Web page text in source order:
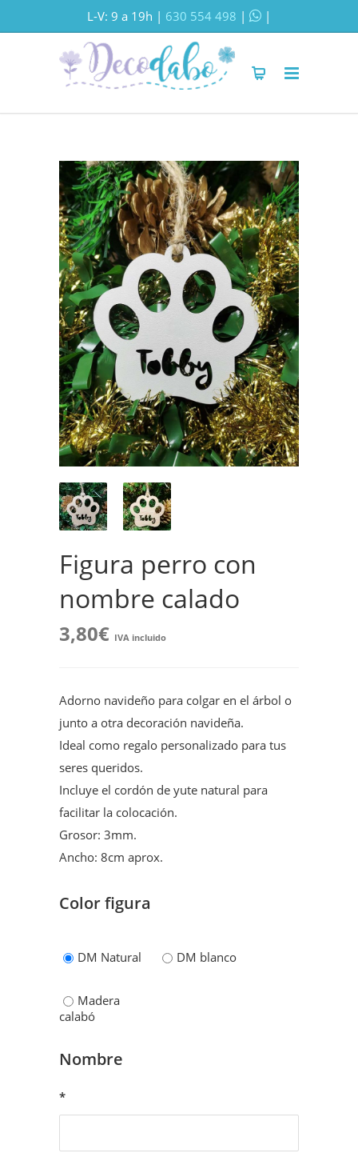
L-V: 9 a 19h | 630 554 498 | |
Figura perro con
nombre calado
3,80€ IVA incluido
Adorno navideño para colgar en el árbol o
junto a otra decoración navideña.
Ideal como regalo personalizado para tus
seres queridos.
Incluye el cordón de yute natural para
facilitar la colocación.
Grosor: 3mm.
Ancho: 8cm aprox.
Color figura
DM Natural DM blanco
Madera
calabó
Nombre
*